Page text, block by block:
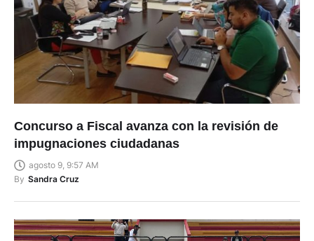
Concurso a Fiscal avanza con la revisión de
impugnaciones ciudadanas
agosto 9, 9:57 AM
By Sandra Cruz